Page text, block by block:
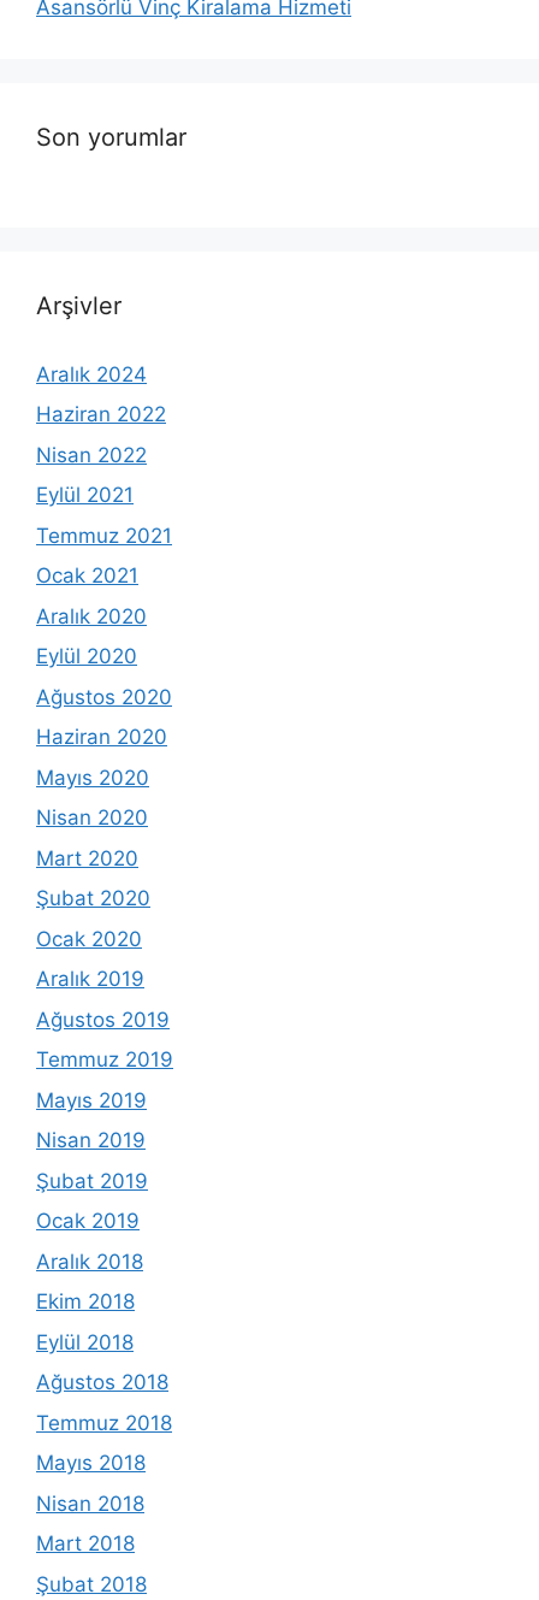
Asansörlü Vinç Kiralama Hizmeti
Son yorumlar
Arşivler
Aralık 2024
Haziran 2022
Nisan 2022
Eylül 2021
Temmuz 2021
Ocak 2021
Aralık 2020
Eylül 2020
Ağustos 2020
Haziran 2020
Mayıs 2020
Nisan 2020
Mart 2020
Şubat 2020
Ocak 2020
Aralık 2019
Ağustos 2019
Temmuz 2019
Mayıs 2019
Nisan 2019
Şubat 2019
Ocak 2019
Aralık 2018
Ekim 2018
Eylül 2018
Ağustos 2018
Temmuz 2018
Mayıs 2018
Nisan 2018
Mart 2018
Şubat 2018